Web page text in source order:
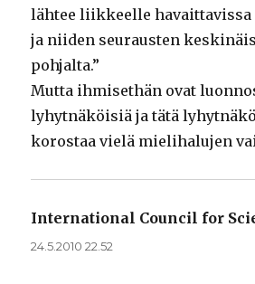
lähtee liikkeelle
ja niiden seurausten
pohjalta.”
Mutta ihmisethän ovat
lyhytnäköisiä ja tätä
korostaa vielä mielihalujen
International Council for
24.5.2010 22.52